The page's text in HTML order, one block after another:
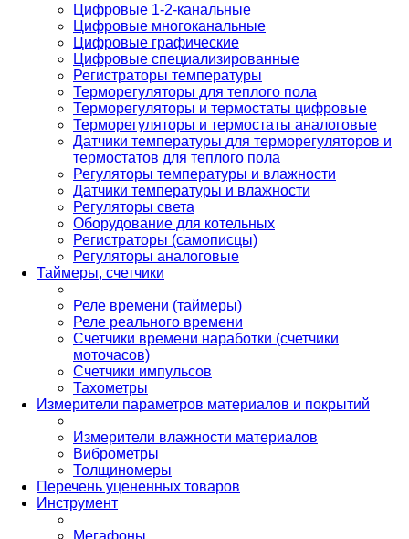
Цифровые 1-2-канальные
Цифровые многоканальные
Цифровые графические
Цифровые специализированные
Регистраторы температуры
Терморегуляторы для теплого пола
Терморегуляторы и термостаты цифровые
Терморегуляторы и термостаты аналоговые
Датчики температуры для терморегуляторов и
термостатов для теплого пола
Регуляторы температуры и влажности
Датчики температуры и влажности
Регуляторы света
Оборудование для котельных
Регистраторы (самописцы)
Регуляторы аналоговые
Таймеры, счетчики
Реле времени (таймеры)
Реле реального времени
Счетчики времени наработки (счетчики
моточасов)
Счетчики импульсов
Тахометры
Измерители параметров материалов и покрытий
Измерители влажности материалов
Виброметры
Толщиномеры
Перечень уцененных товаров
Инструмент
Мегафоны